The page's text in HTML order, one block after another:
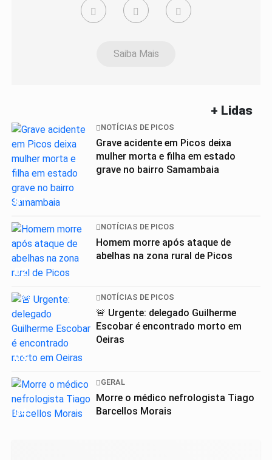
Saiba Mais
+ Lidas
01
NOTÍCIAS DE PICOS
Grave acidente em Picos deixa
mulher morta e filha em estado
grave no bairro Samambaia
02
NOTÍCIAS DE PICOS
Homem morre após ataque de
abelhas na zona rural de Picos
03
NOTÍCIAS DE PICOS
🚨 Urgente: delegado Guilherme
Escobar é encontrado morto em
Oeiras
04
GERAL
Morre o médico nefrologista Tiago
Barcellos Morais